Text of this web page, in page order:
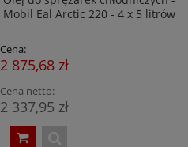
Mobil Eal Arctic 220 - 4 x 5 litrów
Cena:
2 875,68 zł
Cena netto:
2 337,95 zł